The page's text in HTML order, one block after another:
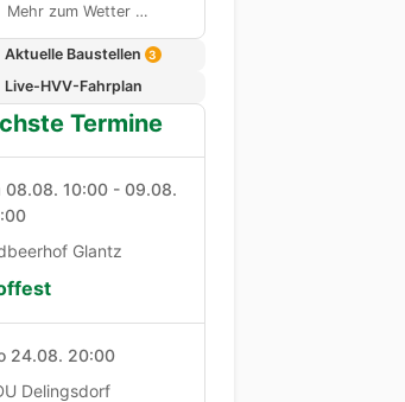
Mehr zum Wetter …
Aktuelle Baustellen 3
Live-HVV-Fahrplan
Termine
08.08. 10:00 - 09.08.
Glantz
24.08. 20:00
Delingsdorf